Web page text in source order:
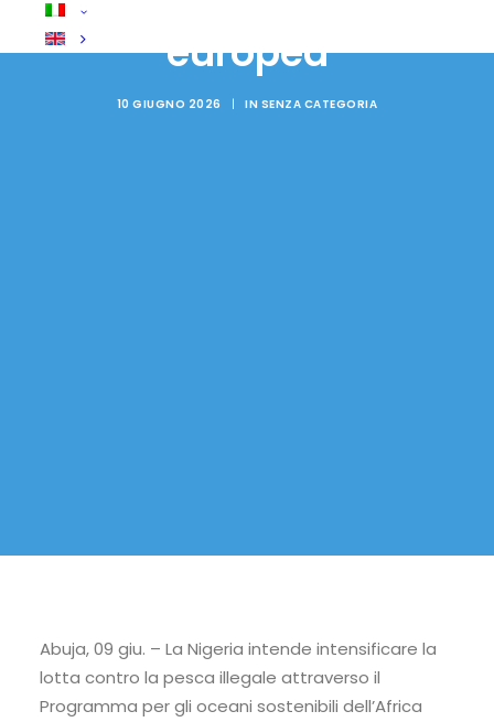
europea
10 GIUGNO 2026 | IN SENZA CATEGORIA
Abuja, 09 giu. – La Nigeria intende intensificare la
lotta contro la pesca illegale attraverso il
Programma per gli oceani sostenibili dell’Africa